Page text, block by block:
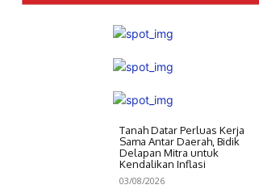
Tanah Datar Perluas Kerja
Sama Antar Daerah, Bidik
Delapan Mitra untuk
Kendalikan Inflasi
03/08/2026